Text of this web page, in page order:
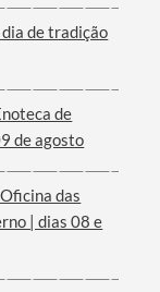
de tradição
de
de agosto
das
| dias 08 e